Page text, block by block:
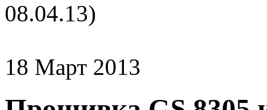
08.04.13)
18 Март 2013